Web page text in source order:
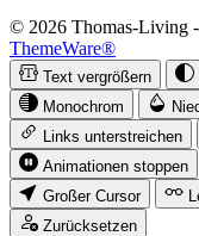
© 2026 Thomas-Living
ThemeWare®
Text vergrößern
Monochrom
Links unterstreichen
Animationen stoppen
Großer Cursor
Zurücksetzen